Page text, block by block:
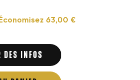
63,00 €
DES INFOS